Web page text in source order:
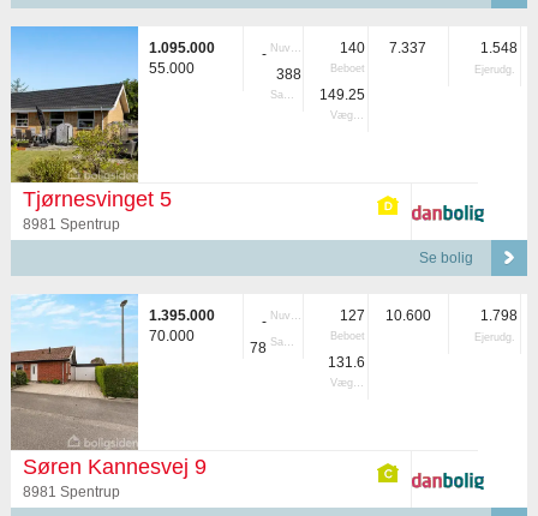
1.095.000
55.000
- Nuvær.
388
Samlet
140
Beboet
149.25
Vægtet
7.337 1.548
Ejerudg.
Tjørnesvinget 5
8981 Spentrup
Se bolig
1.395.000
70.000
- Nuvær.
78 Samlet
127
Beboet
131.6
Vægtet
10.600 1.798
Ejerudg.
Søren Kannesvej 9
8981 Spentrup